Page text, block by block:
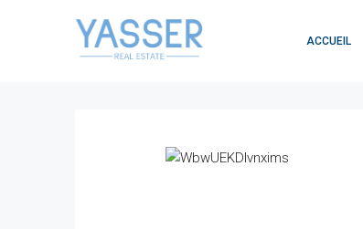
ACCUEIL